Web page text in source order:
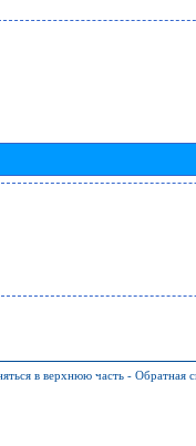
в верхнюю часть - Обратная